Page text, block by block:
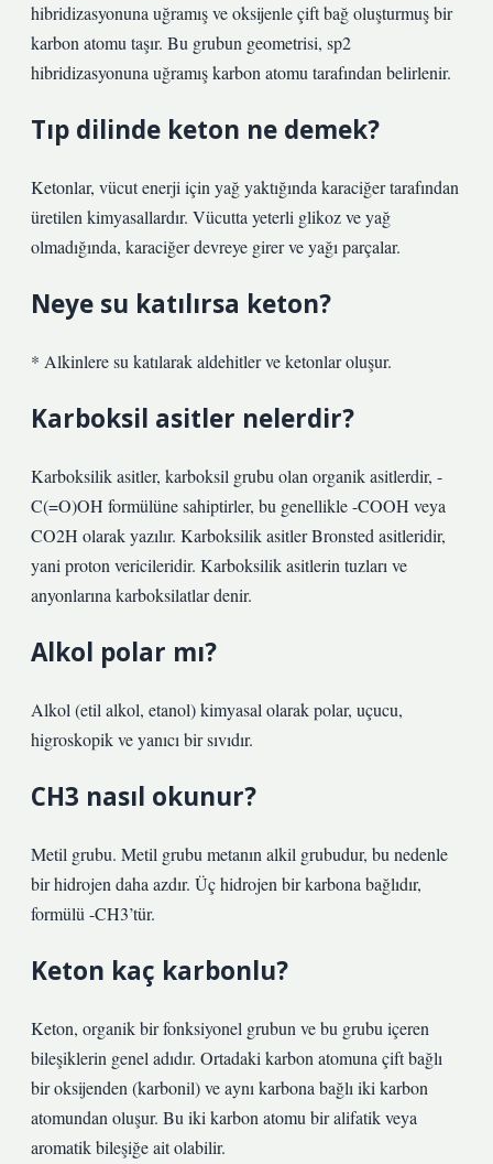
hibridizasyonuna uğramış ve oksijenle çift bağ oluşturmuş bir
karbon atomu taşır. Bu grubun geometrisi, sp2
hibridizasyonuna uğramış karbon atomu tarafından belirlenir.
Tıp dilinde keton ne demek?
Ketonlar, vücut enerji için yağ yaktığında karaciğer tarafından
üretilen kimyasallardır. Vücutta yeterli glikoz ve yağ
olmadığında, karaciğer devreye girer ve yağı parçalar.
Neye su katılırsa keton?
* Alkinlere su katılarak aldehitler ve ketonlar oluşur.
Karboksil asitler nelerdir?
Karboksilik asitler, karboksil grubu olan organik asitlerdir, -
C(=O)OH formülüne sahiptirler, bu genellikle -COOH veya
CO2H olarak yazılır. Karboksilik asitler Bronsted asitleridir,
yani proton vericileridir. Karboksilik asitlerin tuzları ve
anyonlarına karboksilatlar denir.
Alkol polar mı?
Alkol (etil alkol, etanol) kimyasal olarak polar, uçucu,
higroskopik ve yanıcı bir sıvıdır.
CH3 nasıl okunur?
Metil grubu. Metil grubu metanın alkil grubudur, bu nedenle
bir hidrojen daha azdır. Üç hidrojen bir karbona bağlıdır,
formülü -CH3’tür.
Keton kaç karbonlu?
Keton, organik bir fonksiyonel grubun ve bu grubu içeren
bileşiklerin genel adıdır. Ortadaki karbon atomuna çift bağlı
bir oksijenden (karbonil) ve aynı karbona bağlı iki karbon
atomundan oluşur. Bu iki karbon atomu bir alifatik veya
aromatik bileşiğe ait olabilir.